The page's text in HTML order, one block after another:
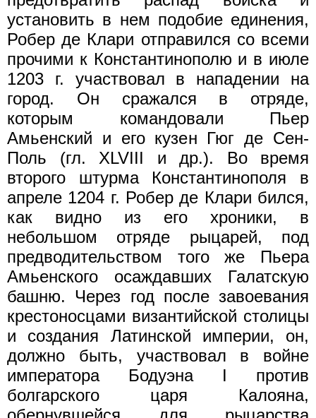
установить в нем подобие единения,
Робер де Клари отправился со всеми
прочими к Константинополю и в июле
1203 г. участвовал в нападении на
город. Он сражался в отряде,
которым командовали Пьер
Амьенский и его кузен Гюг де Сен-
Поль (гл. XLVIII и др.). Во время
второго штурма Константинополя в
апреле 1204 г. Робер де Клари бился,
как видно из его хроники, в
небольшом отряде рыцарей, под
предводительством того же Пьера
Амьенского осаждавших Галатскую
башню. Через год после завоевания
крестоносцами византийской столицы
и создания Латинской империи, он,
должно быть, участвовал в войне
императора Бодуэна I против
болгарского царя Калояна,